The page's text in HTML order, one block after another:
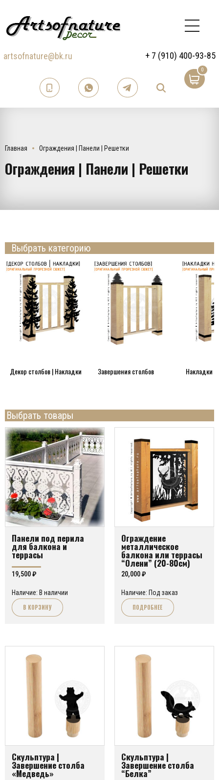
artsofnature@bk.ru + 7 (910) 400-93-85
0
Главная Ограждения | Панели | Решетки
Ограждения | Панели | Решетки
Выбрать категорию
Декор столбов | Накладки Завершения столбов Накладки
Выбрать товары
Панели под перила
для балкона и
террасы
19,500₽
Наличие: В наличии
В КОРЗИНУ
Ограждение
металлическое
балкона или террасы
“Олени” (20-80см)
20,000₽
Наличие: Под заказ
ПОДРОБНЕЕ
Скульптура |
Завершение столба
«Медведь»
Скульптура |
Завершение столба
“Белка”